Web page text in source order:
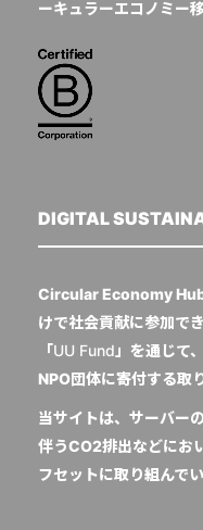
ーキュラーエコノミー
DIGITAL
Circular Economy
けで社会貢献に参加で
「UU Fund 」を通じて
NPO団体に寄付する取
当サイトは、サーバー
伴うCO2排出などにお
フセットに取り組んで